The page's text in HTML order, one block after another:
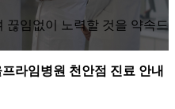
끊임없이 노력할 것을 약속드
라임병원 천안점 진료 안내